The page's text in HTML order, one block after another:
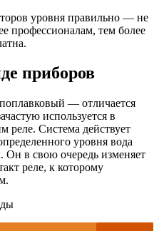
уровня правильно — не
профессионалам, тем более
приборов
— отличается
используется в
реле. Система действует
уровня вода
Он в свою очередь изменяет
реле, к которому